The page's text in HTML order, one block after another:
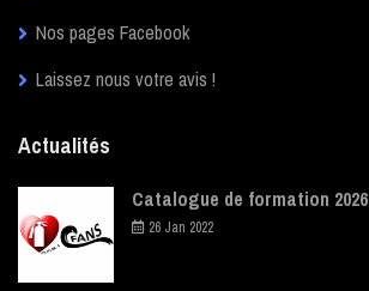
Nos pages Facebook
Laissez nous votre avis !
Actualités
Catalogue de formation 2026
26 Jan 2022